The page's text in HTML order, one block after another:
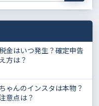
金はいつ発生？確定申告
方は？
ゃんのインスタは本物？
意点は？